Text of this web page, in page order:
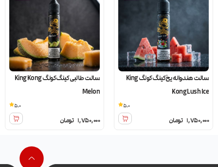
سالت هندوانه یخ کینگ کونگ King
Kong Lush Ice
1,750,000 تومان
5.0
سالت طالبی کینگ کونگ King Kong
Melon
1,750,000 تومان
5.0